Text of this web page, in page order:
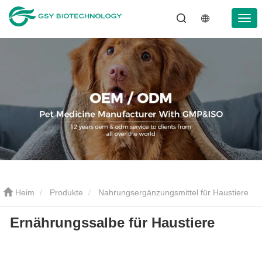
Heim Produkte Nahrungsergänzungsmittel für Haustiere
Ernährungssalbe für Haustiere
Ernährungssalbe für Haustiere